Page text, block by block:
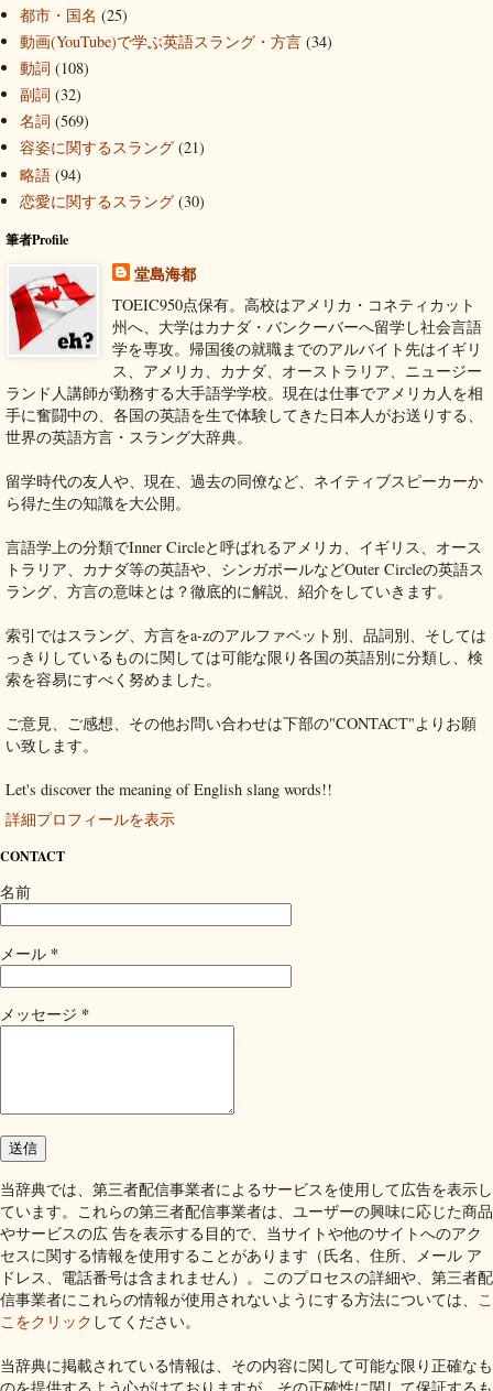
都市・国名 (25)
動画(YouTube)で学ぶ英語スラング・方言 (34)
動詞 (108)
副詞 (32)
名詞 (569)
容姿に関するスラング (21)
略語 (94)
恋愛に関するスラング (30)
筆者Profile
堂島海都
TOEIC950点保有。高校はアメリカ・コネティカット
州へ、大学はカナダ・バンクーバーへ留学し社会言語
学を専攻。帰国後の就職までのアルバイト先はイギリ
ス、アメリカ、カナダ、オーストラリア、ニュージー
ランド人講師が勤務する大手語学学校。現在は仕事でアメリカ人を相
手に奮闘中の、各国の英語を生で体験してきた日本人がお送りする、
世界の英語方言・スラング大辞典。
留学時代の友人や、現在、過去の同僚など、ネイティブスピーカーか
ら得た生の知識を大公開。
言語学上の分類でInner Circleと呼ばれるアメリカ、イギリス、オース
トラリア、カナダ等の英語や、シンガポールなどOuter Circleの英語ス
ラング、方言の意味とは？徹底的に解説、紹介をしていきます。
索引ではスラング、方言をa-zのアルファベット別、品詞別、そしては
っきりしているものに関しては可能な限り各国の英語別に分類し、検
索を容易にすべく努めました。
ご意見、ご感想、その他お問い合わせは下部の"CONTACT"よりお願
い致します。
Let's discover the meaning of English slang words!!
詳細プロフィールを表示
CONTACT
名前
メール *
メッセージ *
当辞典では、第三者配信事業者によるサービスを使用して広告を表示し
ています。これらの第三者配信事業者は、ユーザーの興味に応じた商品
やサービスの広 告を表示する目的で、当サイトや他のサイトへのアク
セスに関する情報を使用することがあります（氏名、住所、メール ア
ドレス、電話番号は含まれません）。このプロセスの詳細や、第三者配
信事業者にこれらの情報が使用されないようにする方法については、
こ
こをクリック してください。
当辞典に掲載されている情報は、その内容に関して可能な限り正確なも